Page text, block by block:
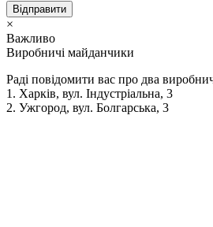
Відправити
×
Важливо
Виробничі майданчики
Раді повідомити вас про два
1. Харків, вул. Індустріальна, 3
2. Ужгород, вул. Болгарська, 3